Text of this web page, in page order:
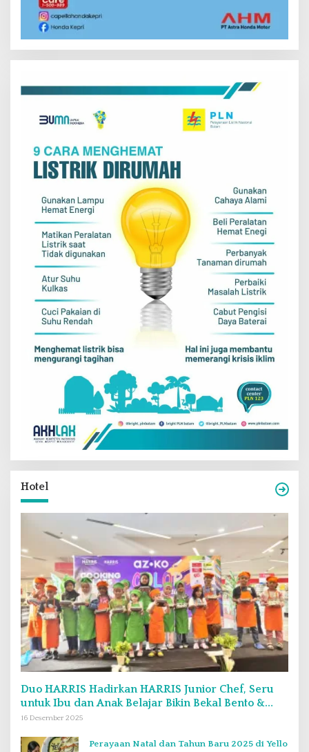
Hotel
Duo HARRIS Hadirkan HARRIS Junior Chef, Seru
untuk Ibu dan Anak Belajar Bikin Bekal Bento &
Kimbab
16 Desember 2025
Perayaan Natal dan Tahun Baru 2025 di Yello